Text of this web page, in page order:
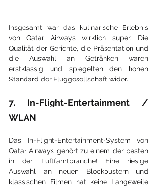
Insgesamt war das kulinarische Erlebnis
von Qatar Airways wirklich super. Die
Qualität der Gerichte, die Präsentation und
die Auswahl an Getränken waren
erstklassig und spiegelten den hohen
Standard der Fluggesellschaft wider.
7. In-Flight-Entertainment /
WLAN
Das In-Flight-Entertainment-System von
Qatar Airways gehört zu einem der besten
in der Luftfahrtbranche! Eine riesige
Auswahl an neuen Blockbustern und
klassischen Filmen hat keine Langeweile